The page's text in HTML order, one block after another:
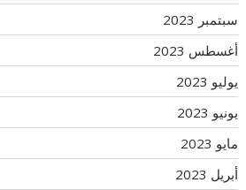
سبتمبر 2023
أغسطس 2023
يوليو 2023
يونيو 2023
مايو 2023
أبريل 2023